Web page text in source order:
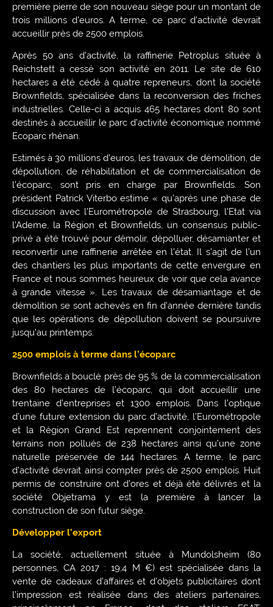
première pierre de son nouveau siège pour un montant de
trois millions d’euros. A terme, ce parc d’activité devrait
accueillir près de 2500 emplois.
Après 50 ans d’activité, la raffinerie Petroplus située à
Reichstett a cessé son activité en 2011. Le site de 610
hectares a été cédé à quatre repreneurs, dont la société
Brownfields, spécialisée dans la reconversion des friches
industrielles. Celle-ci a acquis 465 hectares dont 80 sont
destinés à accueillir le parc d’activité économique nommé
Ecoparc rhénan.
Estimés à 30 millions d’euros, les travaux de démolition, de
dépollution, de réhabilitation et de commercialisation de
l’écoparc, sont pris en charge par Brownfields. Son
président Patrick Viterbo estime « qu’après une phase de
discussion avec l’Eurométropole de Strasbourg, l’Etat via
l’Ademe, la Région et Brownfields, un consensus public-
privé a été trouvé pour démolir, dépolluer, désamianter et
reconvertir une raffinerie arrêtée en l’état. Il s’agit de l’un
des chantiers les plus importants de cette envergure en
France et nous sommes heureux de voir que cela avance
à grande vitesse ». Les travaux de désamiantage et de
démolition se sont achevés en fin d’année dernière tandis
que les opérations de dépollution doivent se poursuivre
jusqu’au printemps.
2500 emplois à terme dans l’écoparc
Brownfields a bouclé près de 95 % de la commercialisation
des 80 hectares de l’écoparc, qui doit accueillir une
trentaine d’entreprises et 1300 emplois. Dans l’optique
d’une future extension du parc d’activité, l’Eurométropole
et la Région Grand Est reprennent conjointement des
terrains non pollués de 238 hectares ainsi qu’une zone
naturelle préservée de 144 hectares. A terme, le parc
d’activité devrait ainsi compter près de 2500 emplois. Huit
permis de construire ont d’ores et déjà été délivrés et la
société Objetrama y est la première à lancer la
construction de son futur siège.
Développer l’export
La société, actuellement située à Mundolsheim (80
personnes, CA 2017 : 19,4 M €) est spécialisée dans la
vente de cadeaux d’affaires et d’objets publicitaires dont
l’impression est réalisée dans des ateliers partenaires,